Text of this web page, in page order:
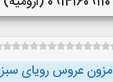
مزون عروس رویای سبز